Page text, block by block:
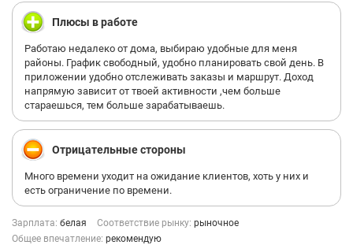
Плюсы в работе
Работаю недалеко от дома, выбираю удобные для меня
районы. График свободный, удобно планировать свой день. В
приложении удобно отслеживать заказы и маршрут. Доход
напрямую зависит от твоей активности ,чем больше
стараешься, тем больше зарабатываешь.
Отрицательные стороны
Много времени уходит на ожидание клиентов, хоть у них и
есть ограничение по времени.
Зарплата: белая Соответствие рынку: рыночное
Общее впечатление: рекомендую